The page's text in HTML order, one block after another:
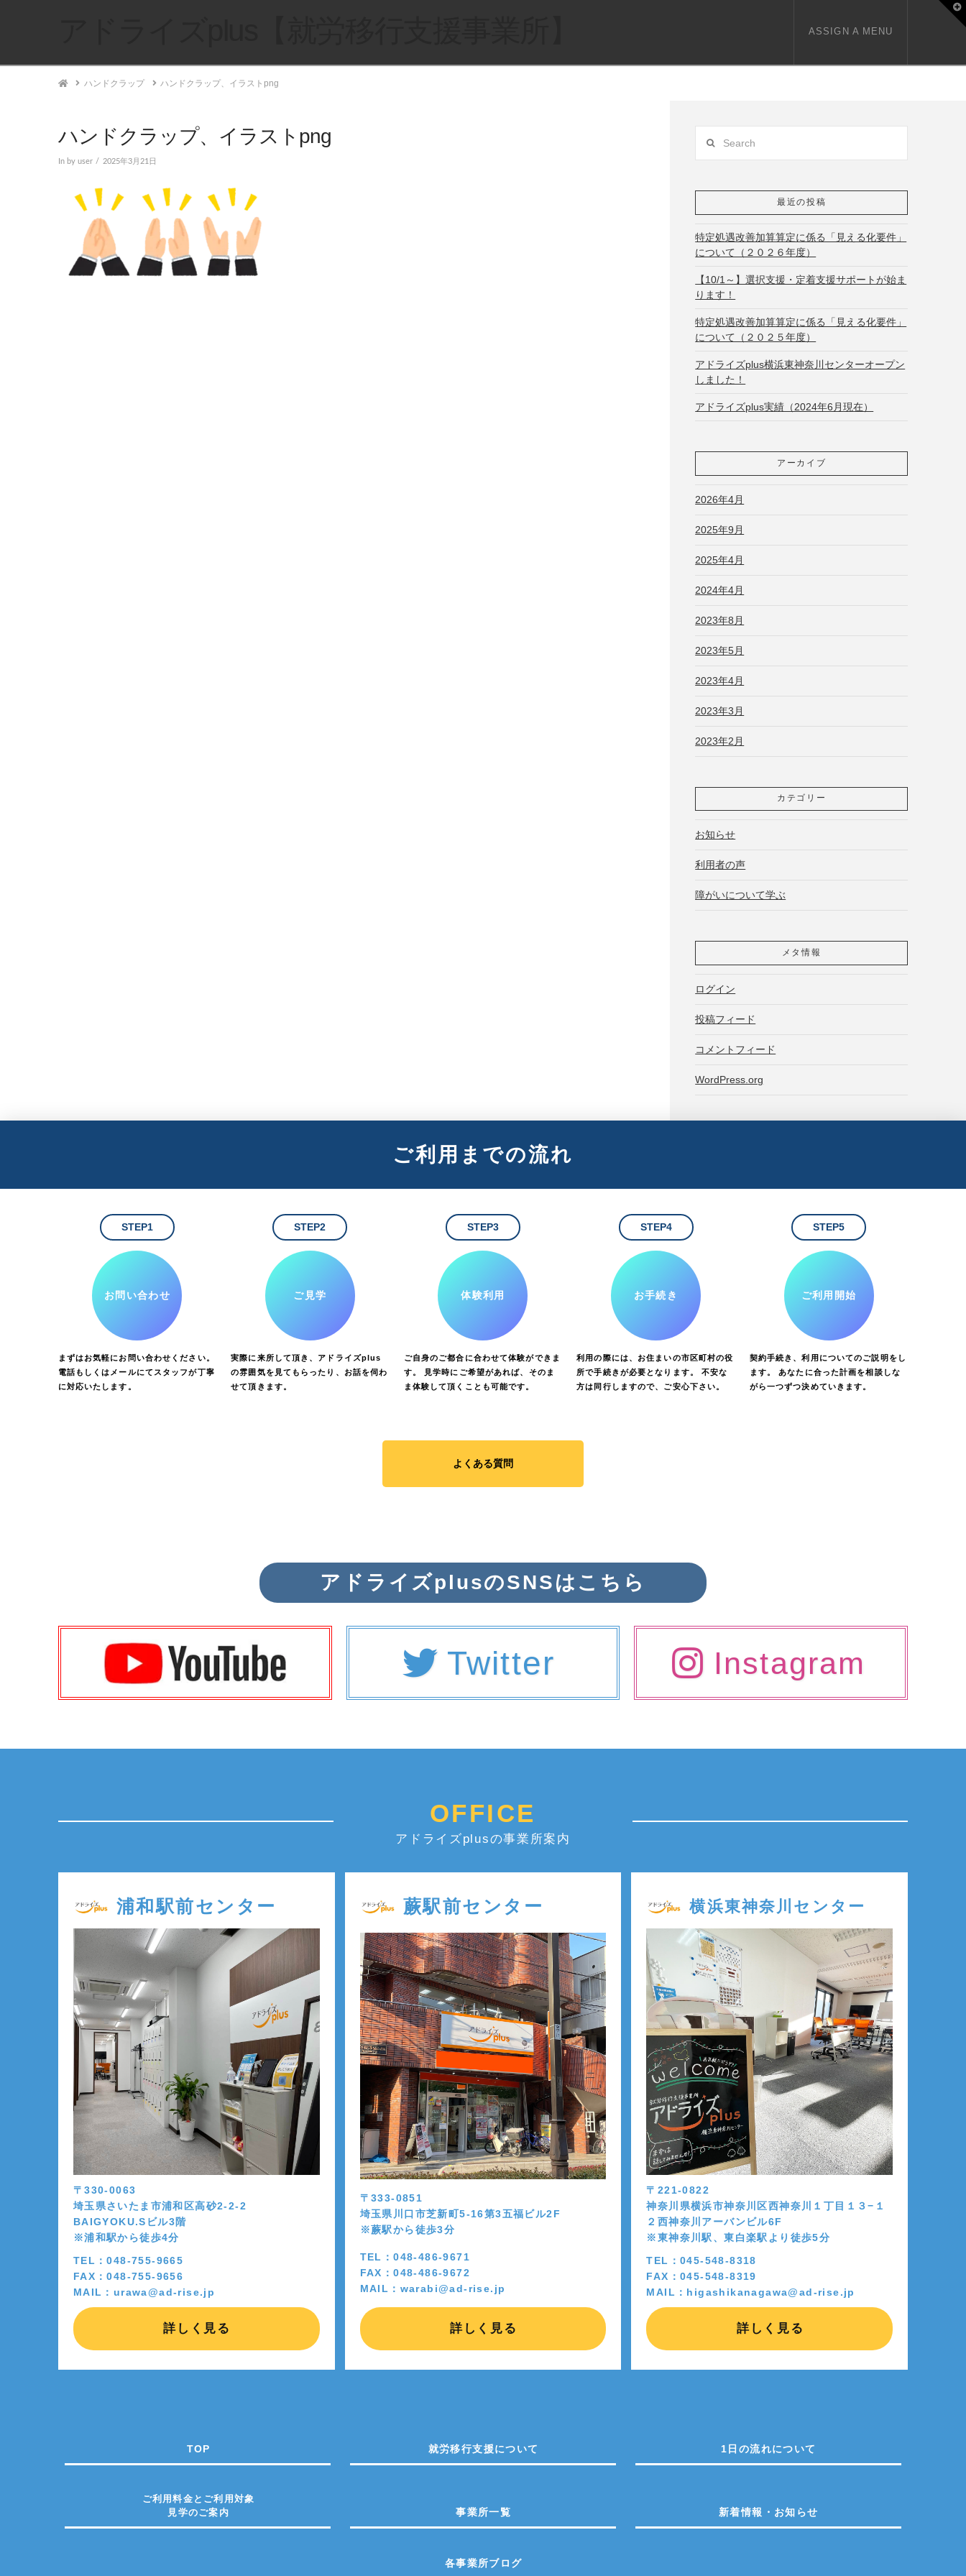
ASSIGN A MENU
Homeハンドクラップ ハンドクラップ、イラストpng
ハンドクラップ、イラストpng
In by user 2025年3月21日
最近の投稿
特定処遇改善加算算定に係る「見える化要件」
について（２０２６年度）
【10/1～】選択支援・定着支援サポートが始ま
ります！
特定処遇改善加算算定に係る「見える化要件」
について（２０２５年度）
アドライズplus横浜東神奈川センターオープン
しました！
アドライズplus実績（2024年6月現在）
アーカイブ
2026年4月
2025年9月
2025年4月
2024年4月
2023年8月
2023年5月
2023年4月
2023年3月
2023年2月
カテゴリー
お知らせ
利用者の声
障がいについて学ぶ
メタ情報
ログイン
投稿フィード
コメントフィード
WordPress.org
ご利用までの流れ
STEP1
お問い合わせ
まずはお気軽にお問い合わせください。
電話もしくはメールにてスタッフが丁寧
に対応いたします。
STEP2
ご見学
実際に来所して頂き、アドライズplus
の雰囲気を見てもらったり、お話を伺わ
せて頂きます。
STEP3
体験利用
ご自身のご都合に合わせて体験ができま
す。 見学時にご希望があれば、そのま
ま体験して頂くことも可能です。
STEP4
お手続き
利用の際には、お住まいの市区町村の役
所で手続きが必要となります。 不安な
方は同行しますので、ご安心下さい。
STEP5
ご利用開始
契約手続き、利用についてのご説明をし
ます。 あなたに合った計画を相談しな
がら一つずつ決めていきます。
よくある質問
アドライズplusのSNSはこちら
Twitter Instagram
OFFICE
アドライズplusの事業所案内
浦和駅前センター
〒330-0063
埼玉県さいたま市浦和区高砂2-2-2
BAIGYOKU.Sビル3階
※浦和駅から徒歩4分
TEL：048-755-9665
FAX：048-755-9656
MAIL：urawa@ad-rise.jp
詳しく見る
蕨駅前センター
〒333-0851
埼玉県川口市芝新町5-16第3五福ビル2F
※蕨駅から徒歩3分
TEL：048-486-9671
FAX：048-486-9672
MAIL：warabi@ad-rise.jp
詳しく見る
横浜東神奈川センター
〒221-0822
神奈川県横浜市神奈川区西神奈川１丁目１３−１
２西神奈川アーバンビル6F
※東神奈川駅、東白楽駅より徒歩5分
TEL：045-548-8318
FAX：045-548-8319
MAIL：higashikanagawa@ad-rise.jp
詳しく見る
TOP 就労移行支援について 1日の流れについて
ご利用料金とご利用対象
見学のご案内
事業所一覧 新着情報・お知らせ
各事業所ブログ